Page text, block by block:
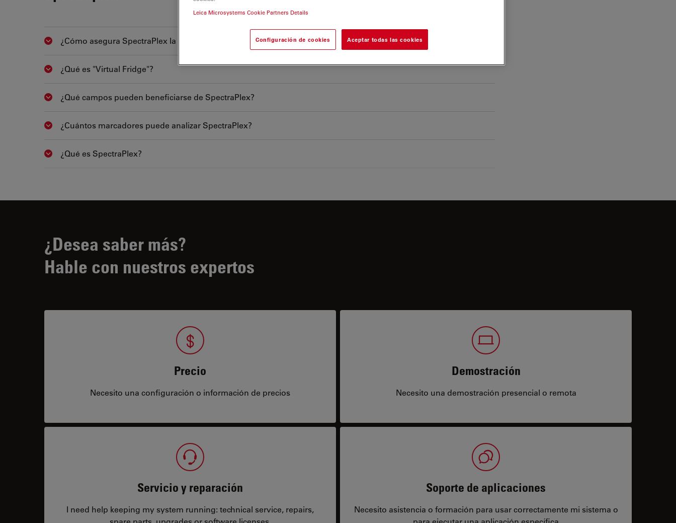
Show answer
¿Cómo asegura SpectraPlex la fiabilidad de los datos?
Show answer
¿Qué es "Virtual Fridge"?
Show answer
¿Qué campos pueden beneficiarse de SpectraPlex?
Show answer
¿Cuántos marcadores puede analizar SpectraPlex?
Show answer
¿Qué es SpectraPlex?
¿Desea saber más?
Hable con nuestros expertos
Precio
Necesito una configuración o información de precios
Demostración
Necesito una demostración presencial o remota
Servicio y reparación
I need help keeping my system running: technical service, repairs,
Soporte de aplicaciones
Necesito asistencia o formación para usar correctamente mi sistema o
Leica Microsystems Cookie Partners Details
Configuración de cookies Aceptar todas las cookies